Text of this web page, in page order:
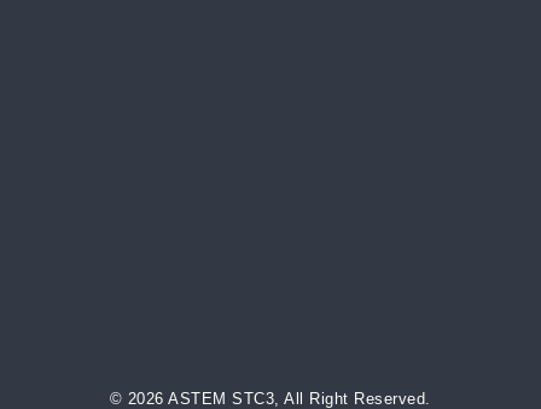
© 2026 ASTEM STC3, All Right Reserved.